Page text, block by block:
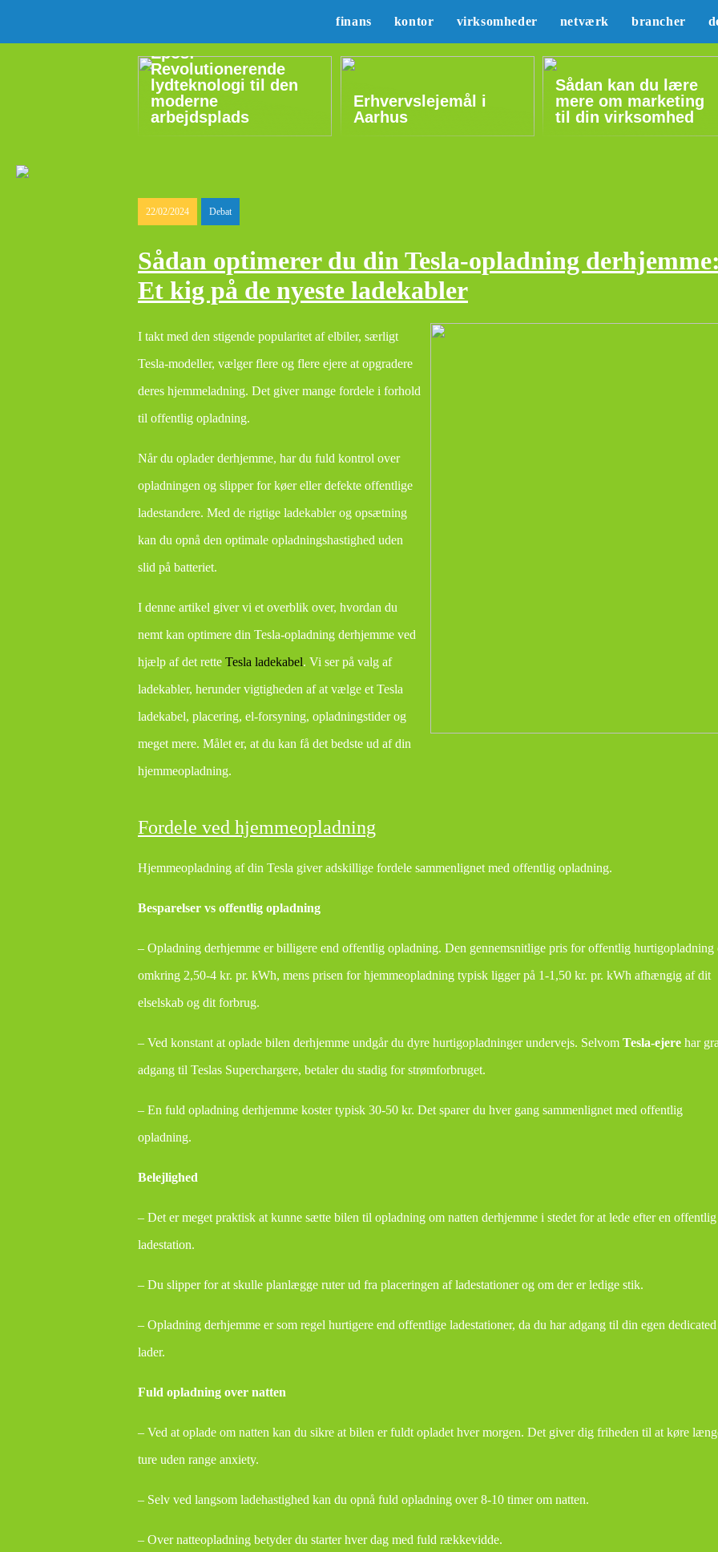
finans kontor virksomheder netværk brancher
Epos:
Revolutionerende
lydteknologi til den
moderne
arbejdsplads
Erhvervslejemål i
Aarhus
Sådan kan du lære
mere om marketing
til din virksomhed
22/02/2024 Debat
Sådan optimerer du din Tesla-opladning
Et kig på de nyeste ladekabler
I takt med den stigende popularitet af elbiler, særligt
Tesla-modeller, vælger flere og flere ejere at opgradere
deres hjemmeladning. Det giver mange fordele i forhold
til offentlig opladning.
Når du oplader derhjemme, har du fuld kontrol over
opladningen og slipper for køer eller defekte offentlige
ladestandere. Med de rigtige ladekabler og opsætning
kan du opnå den optimale opladningshastighed uden
slid på batteriet.
I denne artikel giver vi et overblik over, hvordan du
nemt kan optimere din Tesla-opladning derhjemme ved
hjælp af det rette Tesla ladekabel. Vi ser på valg af
ladekabler, herunder vigtigheden af at vælge et Tesla
ladekabel, placering, el-forsyning, opladningstider og
meget mere. Målet er, at du kan få det bedste ud af din
hjemmeopladning.
Fordele ved hjemmeopladning
Hjemmeopladning af din Tesla giver adskillige fordele sammenlignet med offentlig opladning.
Besparelser vs offentlig opladning
– Opladning derhjemme er billigere end offentlig opladning. Den gennemsnitlige pris for offentlig hurtigopladning
omkring 2,50-4 kr. pr. kWh, mens prisen for hjemmeopladning typisk ligger på 1-1,50 kr. pr. kWh afhængig af dit
elselskab og dit forbrug.
– Ved konstant at oplade bilen derhjemme undgår du dyre hurtigopladninger undervejs. Selvom Tesla-ejere har
adgang til Teslas Superchargere, betaler du stadig for strømforbruget.
– En fuld opladning derhjemme koster typisk 30-50 kr. Det sparer du hver gang sammenlignet med offentlig
opladning.
Belejlighed
– Det er meget praktisk at kunne sætte bilen til opladning om natten derhjemme i stedet for at lede efter en offentlig
ladestation.
– Du slipper for at skulle planlægge ruter ud fra placeringen af ladestationer og om der er ledige stik.
– Opladning derhjemme er som regel hurtigere end offentlige ladestationer, da du har adgang til din egen dedicated
lader.
Fuld opladning over natten
– Ved at oplade om natten kan du sikre at bilen er fuldt opladet hver morgen. Det giver dig friheden til at køre
ture uden range anxiety.
– Selv ved langsom ladehastighed kan du opnå fuld opladning over 8-10 timer om natten.
– Over natteopladning betyder du starter hver dag med fuld rækkevidde.